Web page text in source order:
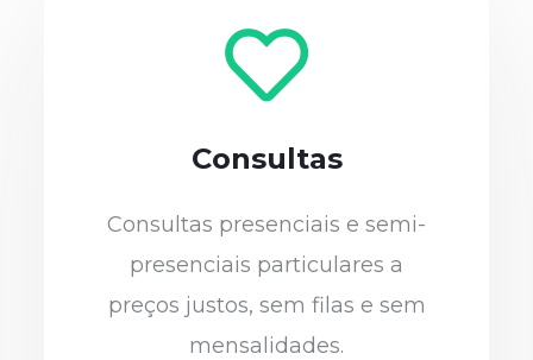
Consultas
Consultas presenciais e semi-
presenciais particulares a
preços justos, sem filas e sem
mensalidades.